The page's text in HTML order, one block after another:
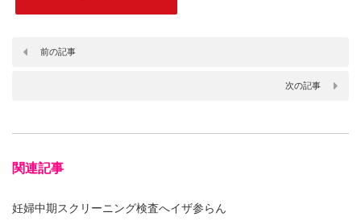
前の記事
次の記事
関連記事
妊婦中期スクリーニング検査へイザ参らん